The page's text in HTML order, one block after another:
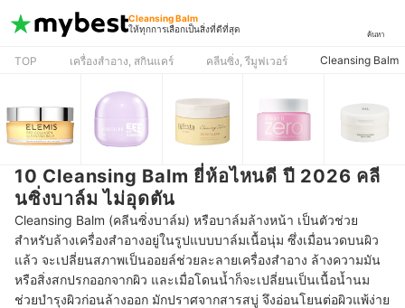
Cleansing Balm
ให้ทุกการเลือกเป็นสิ่งที่ดีที่สุด
ค้นหา
TOP เครื่องสำอาง, สกินแคร์ คลีนซิ่ง, รีมูฟเวอร์ Cleansing Balm
10 Cleansing Balm ยี่ห้อไหนดี ปี 2026 คลี
นซิ่งบาล์ม ไม่อุดตัน
Cleansing Balm (คลีนซิ่งบาล์ม) หรือบาล์มล้างหน้า เป็นตัวช่วย
สำหรับล้างเครื่องสำอางอยู่ในรูปแบบบาล์มเนื้อนุ่ม ซึ่งเมื่อนวดบนผิว
แล้ว จะเปลี่ยนสภาพเป็นออยล์ช่วยละลายเครื่องสำอาง ล้างความมัน
หรือสิ่งสกปรกออกจากผิว และเมื่อโดนน้ำก็จะเปลี่ยนเป็นเนื้อน้ำนม
ช่วยบำรุงผิวก่อนล้างออก มักปราศจากสารสบู่ จึงอ่อนโยนต่อผิวแพ้ง่าย